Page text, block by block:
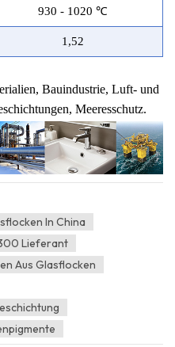
930 - 1020 ℃
1,52
Bauindustrie, Luft- und
Meeresschutz.
In China
Lieferant
Aus Glasflocken